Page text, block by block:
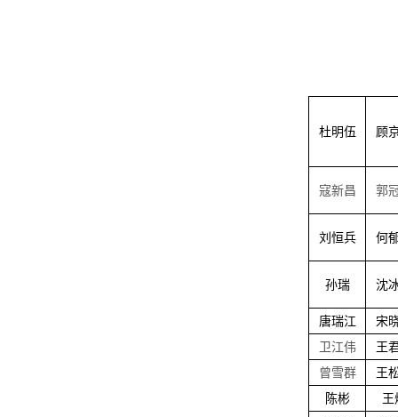
杜明伍 顾
寇新昌 郭
刘恒兵 何
孙瑞 沈
唐瑞江
宋
卫江伟
王
曾雪群
王
陈彬
王